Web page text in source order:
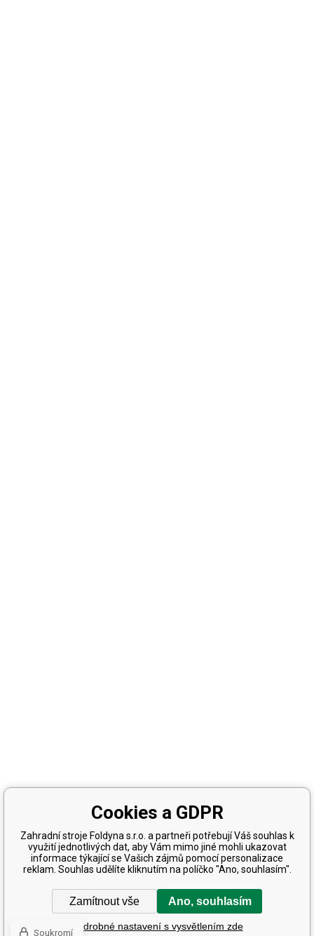
Cookies a GDPR
Zahradní stroje Foldyna s.r.o. a partneři potřebují Váš souhlas k
využití jednotlivých dat, aby Vám mimo jiné mohli ukazovat
informace týkající se Vašich zájmů pomocí personalizace
reklam. Souhlas udělíte kliknutím na políčko "Ano, souhlasím".
Zamítnout vše Ano, souhlasím
Podrobné nastavení s vysvětlením zde
Soukromí